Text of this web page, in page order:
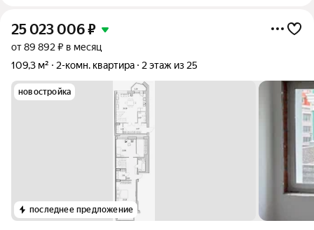
25 023 006₽
от 89 892 ₽ в месяц
109,3 м²
2-комн. квартира 2 этаж из 25
новостройка
последнее предложение